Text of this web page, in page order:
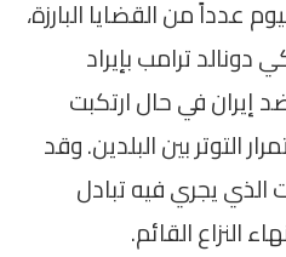
عدداً من القضايا البارزة،
دونالد ترامب بإيراد
إيران في حال ارتكبت
التوتر بين البلدين. وقد
الذي يجري فيه تبادل
النزاع القائم.